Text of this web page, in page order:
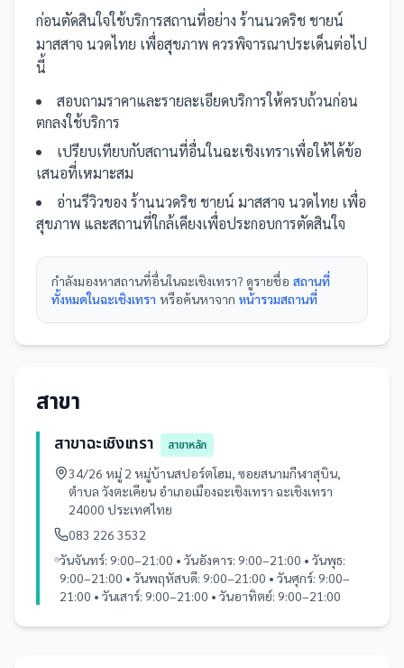
ก่อนตัดสินใจใช้บริการสถานที่อย่าง ร้านนวดริช ชายน์
มาสสาจ นวดไทย เพื่อสุขภาพ ควรพิจารณาประเด็นต่อไป
นี้
สอบถามราคาและรายละเอียดบริการให้ครบถ้วนก่อน
ตกลงใช้บริการ
เปรียบเทียบกับสถานที่อื่นในฉะเชิงเทราเพื่อให้ได้ข้อ
เสนอที่เหมาะสม
อ่านรีวิวของ ร้านนวดริช ชายน์ มาสสาจ นวดไทย เพื่อ
สุขภาพ และสถานที่ใกล้เคียงเพื่อประกอบการตัดสินใจ
กำลังมองหาสถานที่อื่นในฉะเชิงเทรา? ดูรายชื่อ สถานที่
ทั้งหมดในฉะเชิงเทรา หรือค้นหาจาก หน้ารวมสถานที่
สาขา
สาขาฉะเชิงเทรา
สาขาหลัก
34/26 หมู่ 2 หมู่บ้านสปอร์ตโฮม, ซอยสนามกีฬาสุบิน,
ตำบล วังตะเคียน อำเภอเมืองฉะเชิงเทรา ฉะเชิงเทรา
24000 ประเทศไทย
083 226 3532
วันจันทร์: 9:00–21:00 • วันอังคาร: 9:00–21:00 • วันพุธ:
9:00–21:00 • วันพฤหัสบดี: 9:00–21:00 • วันศุกร์: 9:00–
21:00 • วันเสาร์: 9:00–21:00 • วันอาทิตย์: 9:00–21:00